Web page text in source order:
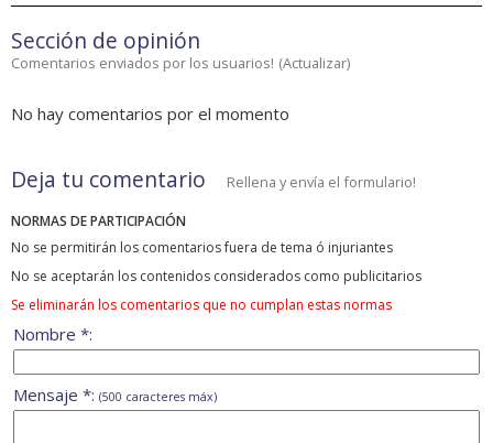
Sección de opinión
Comentarios enviados por los usuarios! (Actualizar)
No hay comentarios por el momento
Deja tu comentario Rellena y envía el formulario!
NORMAS DE PARTICIPACIÓN
No se permitirán los comentarios fuera de tema ó injuriantes
No se aceptarán los contenidos considerados como publicitarios
Se eliminarán los comentarios que no cumplan estas normas
Nombre *:
Mensaje *: (500 caracteres máx)